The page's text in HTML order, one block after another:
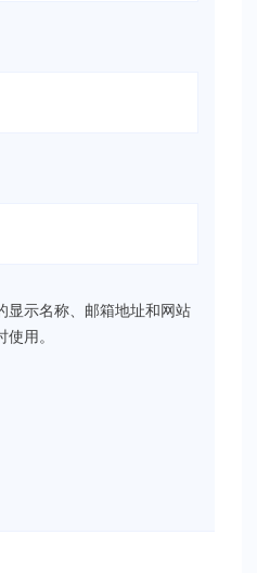
显示名称、邮箱地址和网站
用。